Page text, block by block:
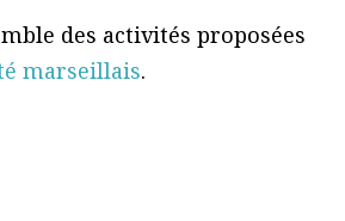
des activités proposées
marseillais.